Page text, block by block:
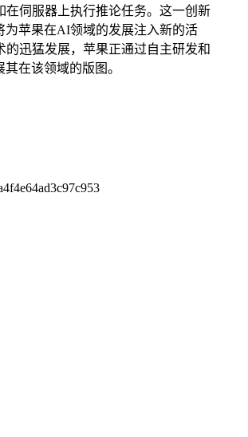
在伺服器上执行推论任务。这一创新
为苹果在AI领域的发展注入新的活
的迅猛发展，苹果正通过自主研发和
在该领域的版图。